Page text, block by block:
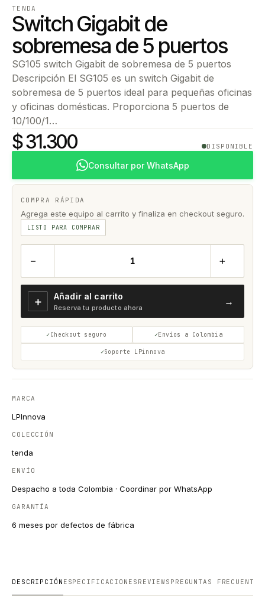
TENDA
Switch Gigabit de
sobremesa de 5 puertos
SG105 switch Gigabit de sobremesa de 5 puertos
Descripción El SG105 es un switch Gigabit de
sobremesa de 5 puertos ideal para pequeñas oficinas
y oficinas domésticas. Proporciona 5 puertos de
10/100/1…
$ 31.300 DISPONIBLE
Consultar por WhatsApp
COMPRA RÁPIDA
Agrega este equipo al carrito y finaliza en checkout seguro.
LISTO PARA COMPRAR
− +
＋ Añadir al carrito
Reserva tu producto ahora
→
Checkout seguro Envíos a Colombia
Soporte LPinnova
MARCA
LPInnova
COLECCIÓN
tenda
ENVÍO
Despacho a toda Colombia · Coordinar por WhatsApp
GARANTÍA
6 meses por defectos de fábrica
DESCRIPCIÓN ESPECIFICACIONES REVIEWS PREGUNTAS FRECUENTES